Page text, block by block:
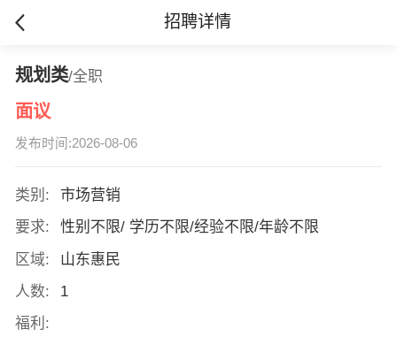
招聘详情
规划类/全职
面议
发布时间:2026-08-06
类别:
市场营销
要求:
性别不限/ 学历不限/经验不限/年龄不限
区域:
山东惠民
人数:
1
福利: